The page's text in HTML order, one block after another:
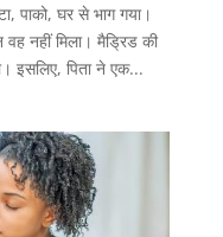
पाको, घर से भाग गया।
नहीं मिला। मैड्रिड की
इसलिए, पिता ने एक...